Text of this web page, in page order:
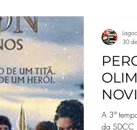
A 3ª
da SDCC
30